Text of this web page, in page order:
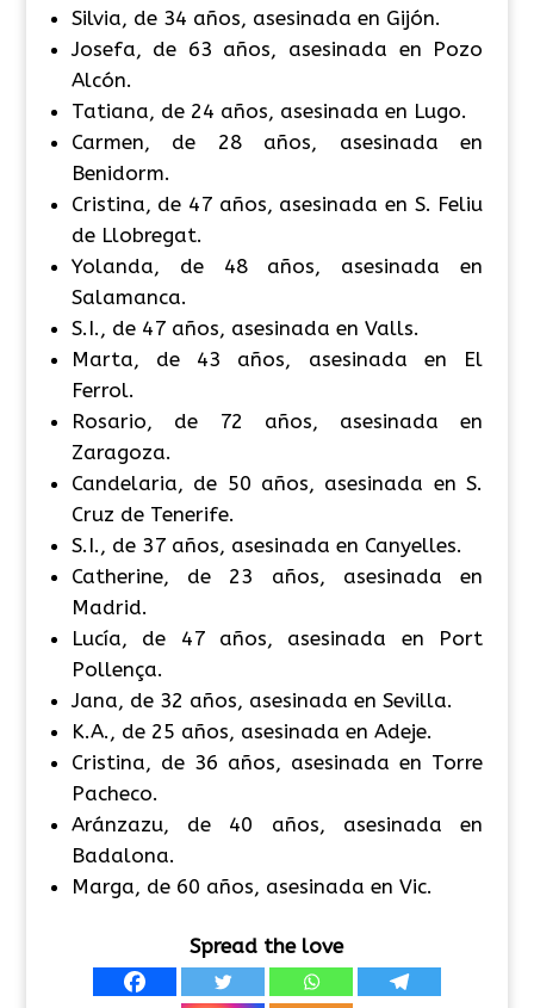
Silvia, de 34 años, asesinada en Gijón.
Josefa, de 63 años, asesinada en Pozo
Alcón.
Tatiana, de 24 años, asesinada en Lugo.
Carmen, de 28 años, asesinada en
Benidorm.
Cristina, de 47 años, asesinada en S. Feliu
de Llobregat.
Yolanda, de 48 años, asesinada en
Salamanca.
S.I., de 47 años, asesinada en Valls.
Marta, de 43 años, asesinada en El
Ferrol.
Rosario, de 72 años, asesinada en
Zaragoza.
Candelaria, de 50 años, asesinada en S.
Cruz de Tenerife.
S.I., de 37 años, asesinada en Canyelles.
Catherine, de 23 años, asesinada en
Madrid.
Lucía, de 47 años, asesinada en Port
Pollença.
Jana, de 32 años, asesinada en Sevilla.
K.A., de 25 años, asesinada en Adeje.
Cristina, de 36 años, asesinada en Torre
Pacheco.
Aránzazu, de 40 años, asesinada en
Badalona.
Marga, de 60 años, asesinada en Vic.
Spread the love